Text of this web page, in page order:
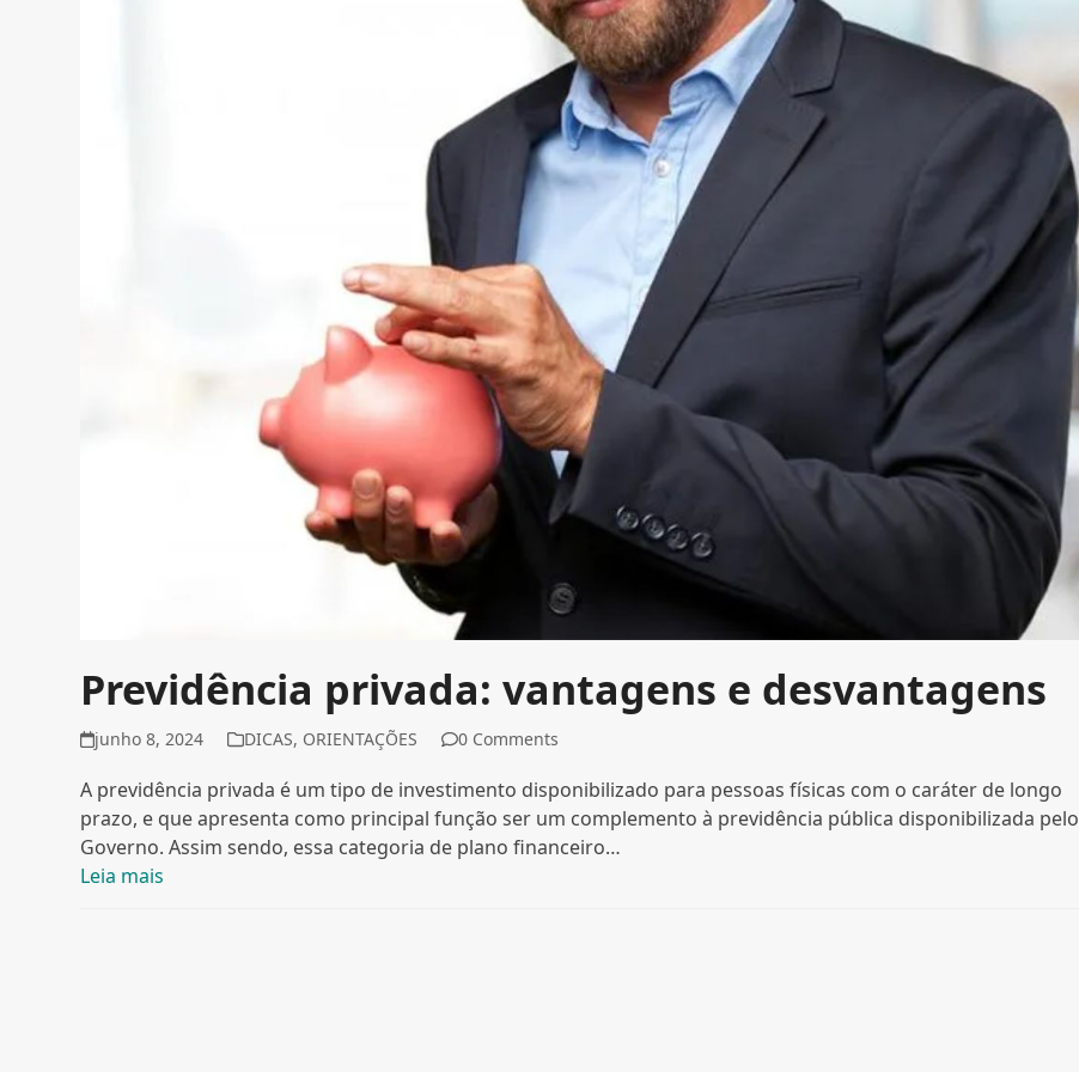
Previdência privada: vantagens e desvantagens
junho 8, 2024 DICAS, ORIENTAÇÕES 0 Comments
A previdência privada é um tipo de investimento disponibilizado para pessoas físicas com o caráter de longo
prazo, e que apresenta como principal função ser um complemento à previdência pública disponibilizada pelo
Governo. Assim sendo, essa categoria de plano financeiro…
Leia mais